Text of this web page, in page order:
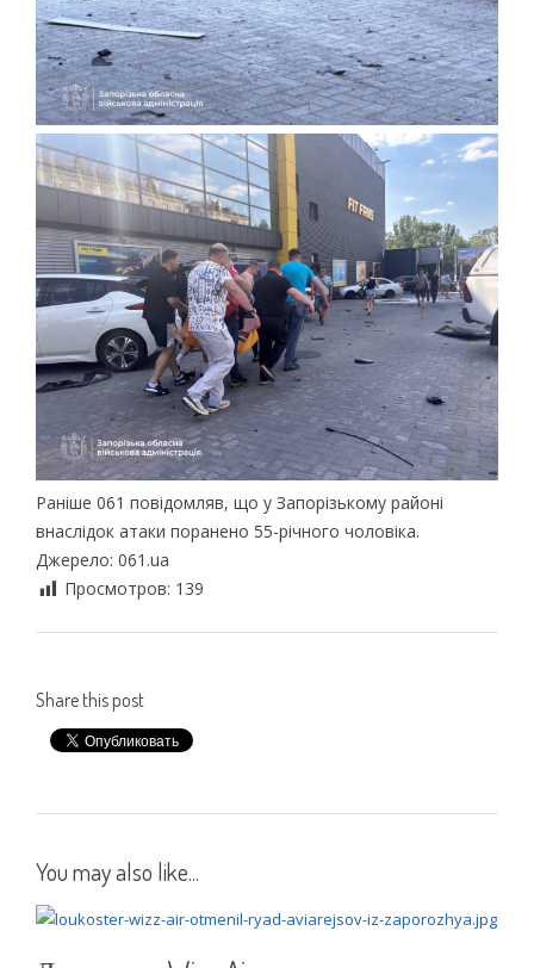
Раніше 061 повідомляв, що у Запорізькому районі
внаслідок атаки поранено 55-річного чоловіка.
Джерело: 061.ua
Просмотров: 139
Share this post
You may also like...